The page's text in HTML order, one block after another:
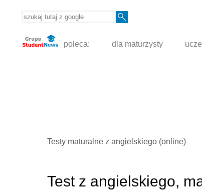
poleca: dla maturzysty
Testy maturalne z angielskiego (online)
Test z angielskiego,